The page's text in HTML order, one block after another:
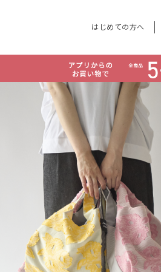
はじめての方へ